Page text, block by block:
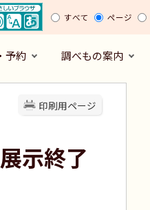
すべて ページ
予約 調べもの案内
印刷用ページ
示終了